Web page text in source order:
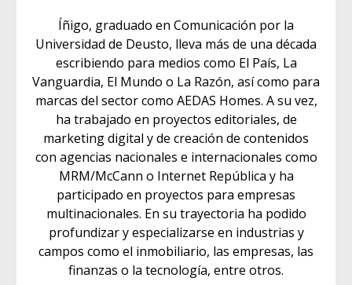
Íñigo, graduado en Comunicación por la
Universidad de Deusto, lleva más de una década
escribiendo para medios como El País, La
Vanguardia, El Mundo o La Razón, así como para
marcas del sector como AEDAS Homes. A su vez,
ha trabajado en proyectos editoriales, de
marketing digital y de creación de contenidos
con agencias nacionales e internacionales como
MRM/McCann o Internet República y ha
participado en proyectos para empresas
multinacionales. En su trayectoria ha podido
profundizar y especializarse en industrias y
campos como el inmobiliario, las empresas, las
finanzas o la tecnología, entre otros.